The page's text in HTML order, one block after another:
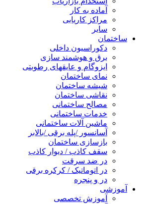
آماده به کار
مراکز کاریابی
سایر
ساختمان
دکوراسیون داخلی
برق و هوشمند سازی
ایزوگام و عایقهای رطوبتی
نمای ساختمان
شیشه ساختمان
نقاشی ساختمان
مصالح ساختمانی
خدمات ساختمانی
ماشین آلات ساختمانی
آسانسور /پله برقی /بالابر
بازسازی ساختمان
سقف کاذب / دیوار کاذب
در ضد سرقت
در اتوماتیک / کرکره برقی
در و پنجره
آموزشی
آموزش تخصصی